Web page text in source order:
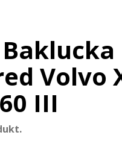
Volvo
III